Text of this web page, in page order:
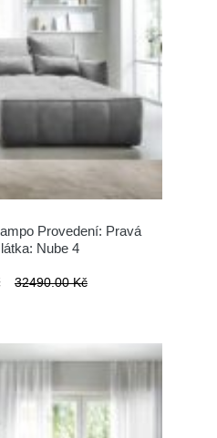
Provedení: Pravá
Nube 4
32490.00 Kč